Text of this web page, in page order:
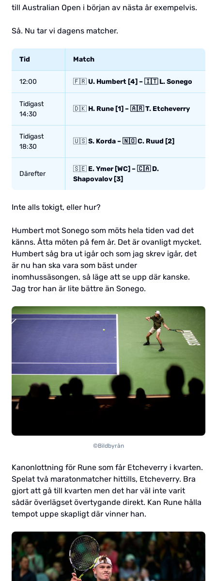
till Australian Open i början av nästa år exempelvis.
Så. Nu tar vi dagens matcher.
Tid Match
12:00 🇫🇷U. Humbert [4] – 🇮🇹 L. Sonego
Tidigast
14:30
🇩🇰 H. Rune [1] – 🇦🇷 T. Etcheverry
Tidigast
18:30
🇺🇸S. Korda – 🇳🇴 C. Ruud [2]
Därefter
🇸🇪 E. Ymer [WC] – 🇨🇦 D.
Shapovalov [3]
Inte alls tokigt, eller hur?
Humbert mot Sonego som möts hela tiden vad det
känns. Åtta möten på fem år. Det är ovanligt mycket.
Humbert såg bra ut igår och som jag skrev igår, det
är nu han ska vara som bäst under
inomhussäsongen, så läge att se upp där kanske.
Jag tror han är lite bättre än Sonego.
©Bildbyrån
Kanonlottning för Rune som får Etcheverry i kvarten.
Spelat två maratonmatcher hittills, Etcheverry. Bra
gjort att gå till kvarten men det har väl inte varit
sådär överlägset övertygande direkt. Kan Rune hålla
tempot uppe skapligt där vinner han.